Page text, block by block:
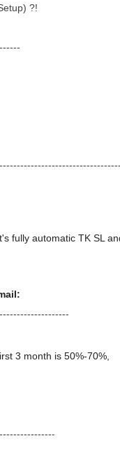
?!
fully automatic TK SL
3 month is 50%-70%,